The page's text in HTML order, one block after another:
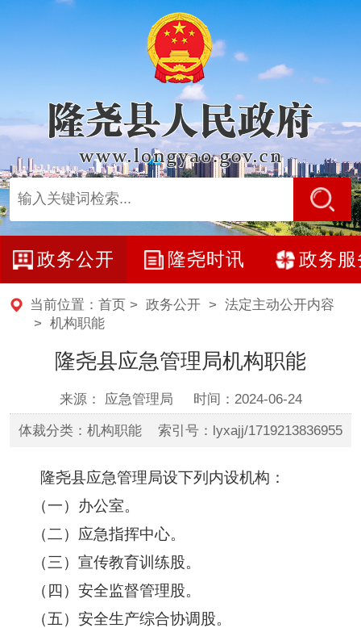
政务公开 隆尧时讯 政务服
当前位置： 首页 > 政务公开> 法定主动公开内容
> 机构职能
隆尧县应急管理局机构职能
来源： 应急管理局 时间：2024-06-24
体裁分类：机构职能 索引号：lyxajj/1719213836955
隆尧县应急管理局设下列内设机构：
（一）办公室。
（二）应急指挥中心。
（三）宣传教育训练股。
（四）安全监督管理股。
（五）安全生产综合协调股。